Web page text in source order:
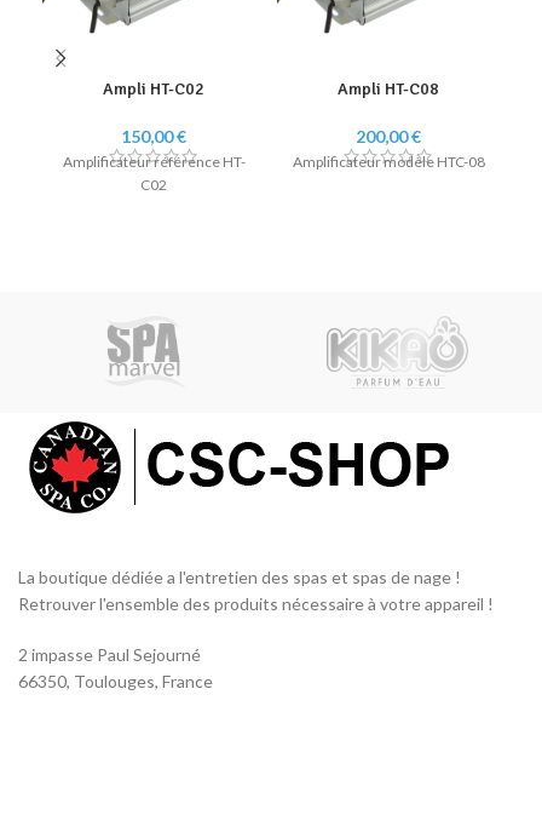
Ampli HT-C02
150,00€
Amplificateur référence HT-
C02
Ampli HT-C08
200,00€
Amplificateur modèle HTC-08
La boutique dédiée a l'entretien des spas et spas de nage !
Retrouver l'ensemble des produits nécessaire à votre appareil !
2 impasse Paul Sejourné
66350, Toulouges, France